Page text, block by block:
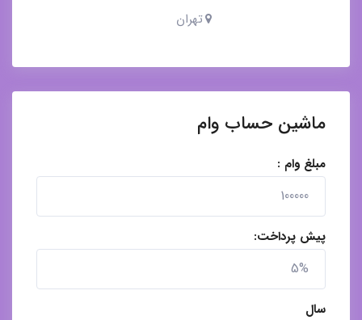
تهران
ماشین حساب وام
مبلغ وام :
پیش پرداخت:
سال